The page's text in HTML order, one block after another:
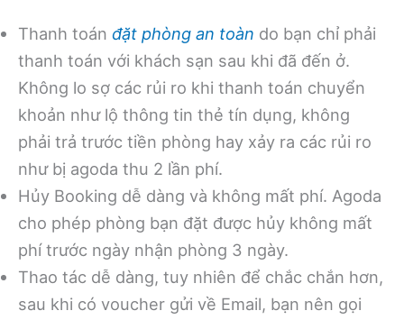
Thanh toán đặt phòng an toàn do bạn chỉ phải
thanh toán với khách sạn sau khi đã đến ở.
Không lo sợ các rủi ro khi thanh toán chuyển
khoản như lộ thông tin thẻ tín dụng, không
phải trả trước tiền phòng hay xảy ra các rủi ro
như bị agoda thu 2 lần phí.
Hủy Booking dễ dàng và không mất phí. Agoda
cho phép phòng bạn đặt được hủy không mất
phí trước ngày nhận phòng 3 ngày.
Thao tác dễ dàng, tuy nhiên để chắc chắn hơn,
sau khi có voucher gửi về Email, bạn nên gọi